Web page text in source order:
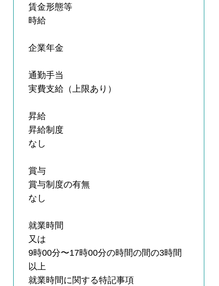
賃金形態等
時給
企業年金
通勤手当
実費支給（上限あり）
昇給
昇給制度
なし
賞与
賞与制度の有無
なし
就業時間
又は
9時00分〜17時00分の時間の間の3時間
以上
就業時間に関する特記事項